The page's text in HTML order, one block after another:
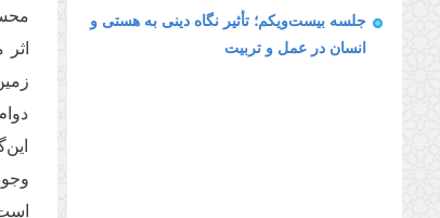
جلسه بیست‌ویکم؛ تأثیر نگاه دینی به هستی و
انسان در عمل و تربیت